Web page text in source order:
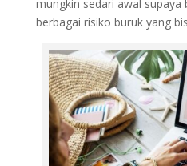
mungkin sedari awal supaya
berbagai risiko buruk yang